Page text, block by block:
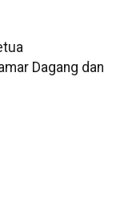
Dagang dan